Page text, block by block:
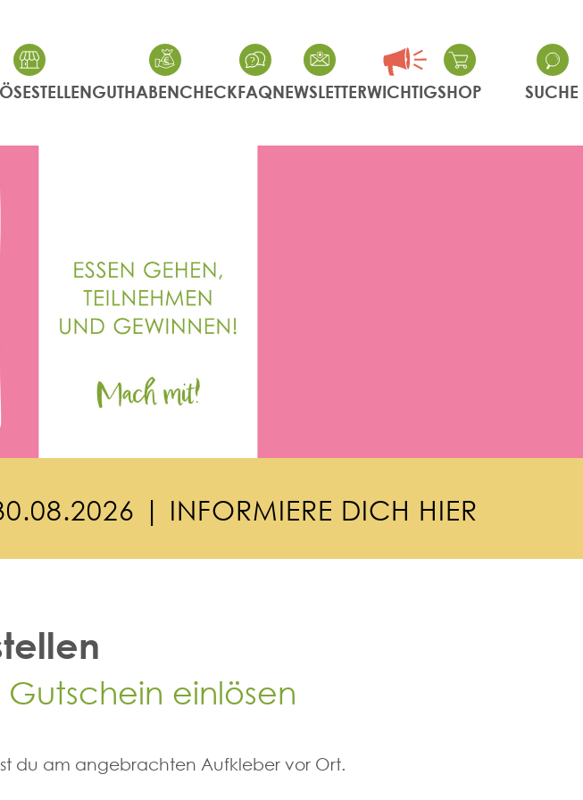
GUTHABENCHECKFAQNEWSLETTERWICHTIGSHOP SUCHE
0.08.2026 | INFORMIERE DICH HIER
einlösen
du am angebrachten Aufkleber vor Ort.